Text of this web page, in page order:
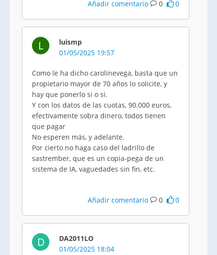
Añadir comentario 0 0
L
luismp
01/05/2025 19:57
Como le ha dicho carolinevega, basta que un
propietario mayor de 70 años lo solicite, y
hay que ponerlo si o si.
Y con los datos de las cuotas, 90.000 euros,
efectivamente sobra dinero, todos tienen
que pagar
No esperen más, y adelante.
Por cierto no haga caso del ladrillo de
sastrember, que es un copia-pega de un
sistema de IA, vaguedades sin fin, etc.
Añadir comentario 0 0
D
DA2011LO
01/05/2025 18:04